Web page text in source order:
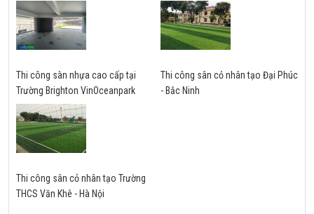
Thi công sàn nhựa cao cấp tại
Trường Brighton VinOceanpark
Thi công sân cỏ nhân tạo Đại Phúc
- Bắc Ninh
Thi công sân cỏ nhân tạo Trường
THCS Văn Khê - Hà Nội